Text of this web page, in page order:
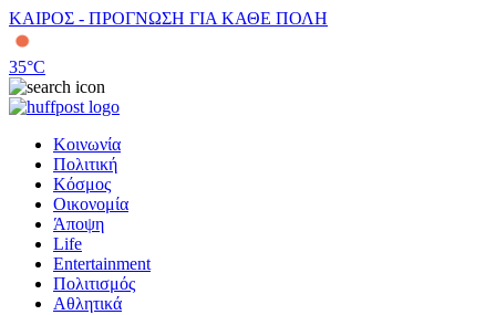
ΚΑΙΡΟΣ - ΠΡΟΓΝΩΣΗ ΓΙΑ ΚΑΘΕ ΠΟΛΗ
35°C
Κοινωνία
Πολιτική
Κόσμος
Οικονομία
Άποψη
Life
Entertainment
Πολιτισμός
Αθλητικά